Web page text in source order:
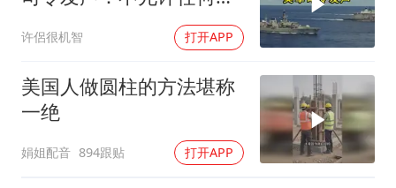
许侶很机智 打开APP
美国人做圆柱的方法堪称
一绝
娟姐配音 894跟贴 打开APP